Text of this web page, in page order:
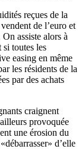
reçues de la
de l’euro et
assiste alors à
si toutes les
easing en même
les résidents de la
par des achats
craignent
provoquée
une érosion du
d’elle